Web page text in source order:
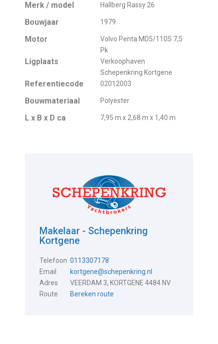
Merk / model Hallberg Rassy 26
Bouwjaar 1979
Motor
Volvo Penta MD5/110S 7,5
Pk
Ligplaats
Verkoophaven
Schepenkring Kortgene
Referentiecode 02012003
Bouwmateriaal Polyester
L x B x D ca 7,95 m x 2,68 m x 1,40 m
Makelaar - Schepenkring
Kortgene
Telefoon 0113307178
Email
kortgene@schepenkring.nl
Adres
VEERDAM 3, KORTGENE 4484 NV
Route
Bereken route